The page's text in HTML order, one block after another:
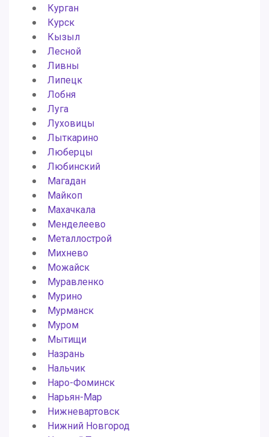
Курган
Курск
Кызыл
Лесной
Ливны
Липецк
Лобня
Луга
Луховицы
Лыткарино
Люберцы
Любинский
Магадан
Майкоп
Махачкала
Менделеево
Металлострой
Михнево
Можайск
Муравленко
Мурино
Мурманск
Муром
Мытищи
Назрань
Нальчик
Наро-Фоминск
Нарьян-Мар
Нижневартовск
Нижний Новгород